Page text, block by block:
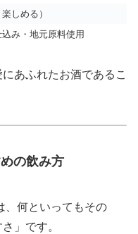
しめる）
み・地元原料使用
あふれたお酒であるこ
の飲み方
、何といってもその
」です。